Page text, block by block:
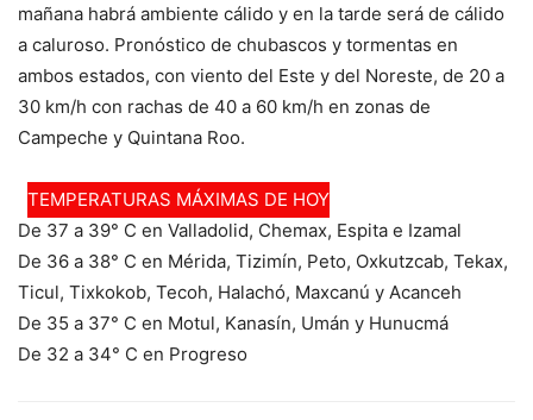
mañana habrá ambiente cálido y en la tarde será de cálido
a caluroso. Pronóstico de chubascos y tormentas en
ambos estados, con viento del Este y del Noreste, de 20 a
30 km/h con rachas de 40 a 60 km/h en zonas de
Campeche y Quintana Roo.
TEMPERATURAS MÁXIMAS DE HOY
De 37 a 39° C en Valladolid, Chemax, Espita e Izamal
De 36 a 38° C en Mérida, Tizimín, Peto, Oxkutzcab, Tekax,
Ticul, Tixkokob, Tecoh, Halachó, Maxcanú y Acanceh
De 35 a 37° C en Motul, Kanasín, Umán y Hunucmá
De 32 a 34° C en Progreso